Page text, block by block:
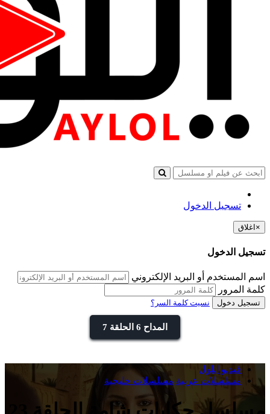
تسجيل الدخول
× اغلاق
تسجيل الدخول
اسم المستخدم أو البريد الإلكتروني
كلمة المرور
تسجيل دخول نسيت كلمة السر؟
المداح 6 الحلقة 7
فيديو ايلول
مسلسلات عربية مسلسلات خليجية